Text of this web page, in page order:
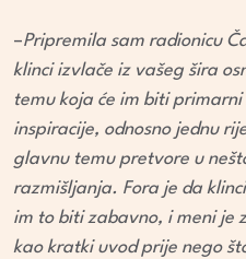
–Pripremila sam radionicu
klinci izvlače iz vašeg šira
temu koja će im biti
inspiracije, odnosno jednu
glavnu temu pretvore u
razmišljanja. Fora je da
im to biti zabavno, i meni je
kao kratki uvod prije nego